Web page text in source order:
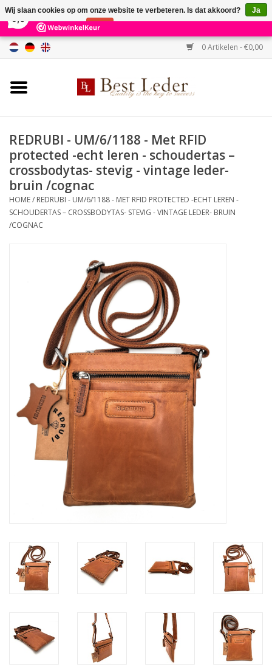
231 Reviews ×
0 Artikelen - €0,00
Home
Damestassen
Portemonnees
Riemen
Merken
Maat informatie
REDRUBI - UM/6/1188 - Met RFID
protected -echt leren - schoudertas –
crossbodytas- stevig - vintage leder-
bruin /cognac
HOME/ REDRUBI - UM/6/1188 - MET RFID PROTECTED -ECHT LEREN -
SCHOUDERTAS – CROSSBODYTAS- STEVIG - VINTAGE LEDER- BRUIN
/COGNAC
Wij slaan cookies op om onze website te verbeteren. Is dat akkoord?
Ja
Nee